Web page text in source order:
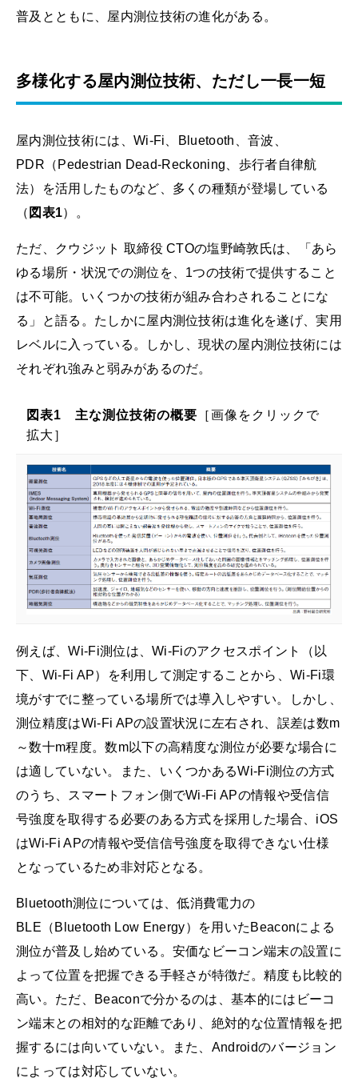
普及とともに、屋内測位技術の進化がある。
多様化する屋内測位技術、ただし一長一短
屋内測位技術には、Wi-Fi、Bluetooth、音波、
PDR（Pedestrian Dead-Reckoning、歩行者自律航
法）を活用したものなど、多くの種類が登場している
（ 図表1）。
ただ、クウジット 取締役 CTOの塩野崎敦氏は、「あら
ゆる場所・状況での測位を、1つの技術で提供すること
は不可能。いくつかの技術が組み合わされることにな
る」と語る。たしかに屋内測位技術は進化を遂げ、実用
レベルに入っている。しかし、現状の屋内測位技術には
それぞれ強みと弱みがあるのだ。
図表1 主な測位技術の概要 ［画像をクリックで
拡大］
例えば、Wi-Fi測位は、Wi-Fiのアクセスポイント（以
下、Wi-Fi AP）を利用して測定することから、Wi-Fi環
境がすでに整っている場所では導入しやすい。しかし、
測位精度はWi-Fi APの設置状況に左右され、誤差は数m
～数十m程度。数m以下の高精度な測位が必要な場合に
は適していない。また、いくつかあるWi-Fi測位の方式
のうち、スマートフォン側でWi-Fi APの情報や受信信
号強度を取得する必要のある方式を採用した場合、iOS
はWi-Fi APの情報や受信信号強度を取得できない仕様
となっているため非対応となる。
Bluetooth測位については、低消費電力の
BLE（Bluetooth Low Energy）を用いたBeaconによる
測位が普及し始めている。安価なビーコン端末の設置に
よって位置を把握できる手軽さが特徴だ。精度も比較的
高い。ただ、Beaconで分かるのは、基本的にはビーコ
ン端末との相対的な距離であり、絶対的な位置情報を把
握するには向いていない。また、Androidのバージョン
によっては対応していない。